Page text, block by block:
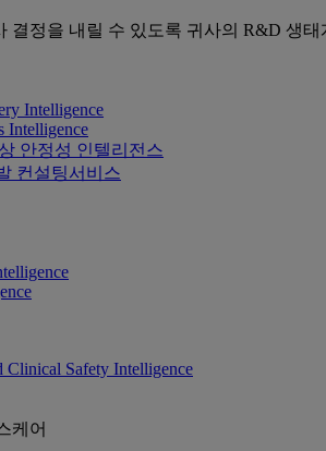
결정을 내릴 수 있도록 귀사의 R&D 생
Intelligence
Intelligence
안정성 인텔리전스
컨설팅서비스
Clinical Safety Intelligence
케어